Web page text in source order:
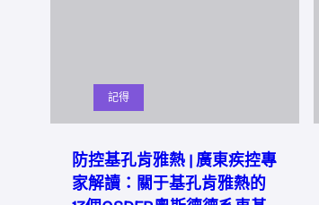
記得
防控基孔肯雅熱 | 廣東疾控專
家解讀：關于基孔肯雅熱的